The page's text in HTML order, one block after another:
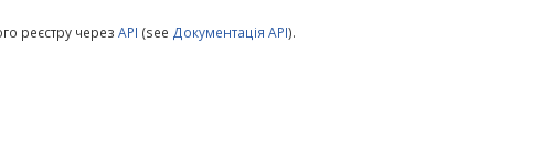
реєстру через API (see Документація API).